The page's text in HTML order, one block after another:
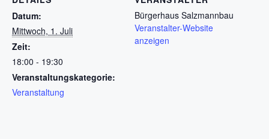
Datum:
Mittwoch, 1. Juli
Zeit:
18:00 - 19:30
Veranstaltungskategorie:
Veranstaltung
Bürgerhaus Salzmannbau
Veranstalter-Website
anzeigen